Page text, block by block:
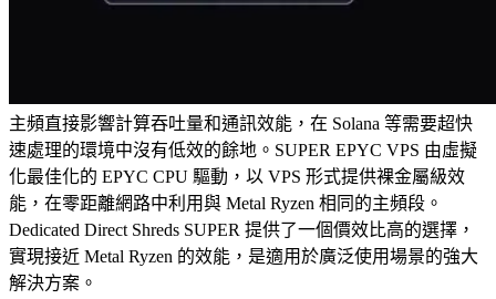
主頻直接影響計算吞吐量和通訊效能，在 Solana 等需要超快
速處理的環境中沒有低效的餘地。SUPER EPYC VPS 由虛擬
化最佳化的 EPYC CPU 驅動，以 VPS 形式提供裸金屬級效
能，在零距離網路中利用與 Metal Ryzen 相同的主頻段。
Dedicated Direct Shreds SUPER 提供了一個價效比高的選擇，
實現接近 Metal Ryzen 的效能，是適用於廣泛使用場景的強大
解決方案。